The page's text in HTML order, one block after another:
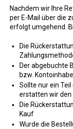
Nachdem wir Ihre
per E-Mail über die
erfolgt umgehend.
Die
Der abgebuchte
bzw.
Sollte nur ein
erstatten wir den
Die
Kauf
Wurde die